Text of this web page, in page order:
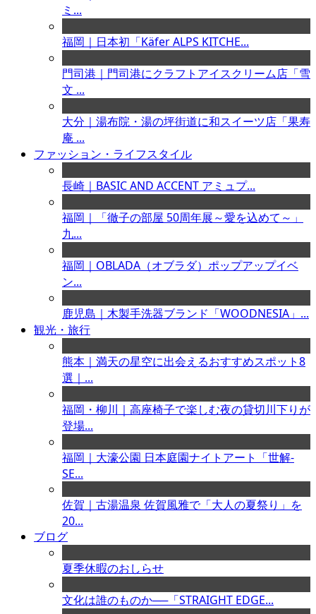
ミ...
福岡｜日本初「Käfer ALPS KITCHE...
門司港｜門司港にクラフトアイスクリーム店「雪
文 ...
大分｜湯布院・湯の坪街道に和スイーツ店「果寿
庵 ...
ファッション・ライフスタイル
長崎｜BASIC AND ACCENT アミュプ...
福岡｜「徹子の部屋 50周年展～愛を込めて～」
九...
福岡｜OBLADA（オブラダ）ポップアップイベ
ン...
鹿児島｜木製手洗器ブランド「WOODNESIA」...
観光・旅行
熊本｜満天の星空に出会えるおすすめスポット8
選｜...
福岡・柳川｜高座椅子で楽しむ夜の貸切川下りが
登場...
福岡｜大濠公園 日本庭園ナイトアート「世解-
SE...
佐賀｜古湯温泉 佐賀風雅で「大人の夏祭り」を
20...
ブログ
夏季休暇のおしらせ
文化は誰のものか──「STRAIGHT EDGE...